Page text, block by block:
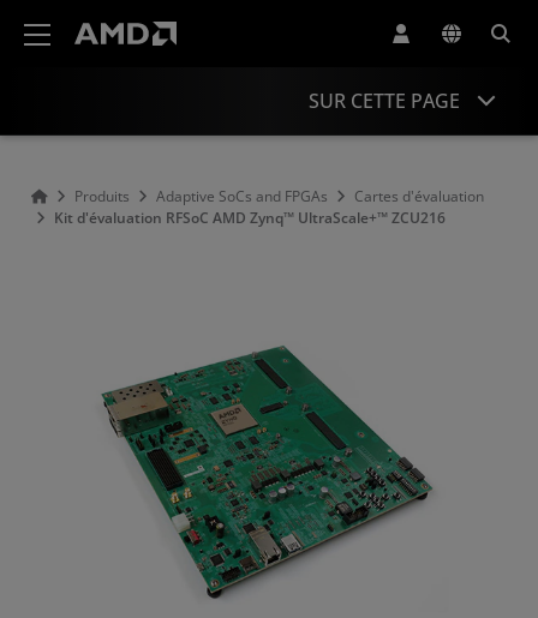
SUR CETTE PAGE
Informations produit
Produits Adaptive SoCs and FPGAs
Cartes d'évaluation
Kit d'évaluation RFSoC AMD Zynq™ UltraScale+™ ZCU216